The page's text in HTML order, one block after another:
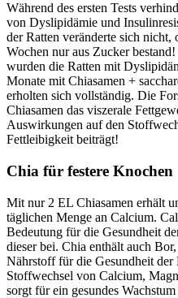
Während des ersten Tests
von Dyslipidämie und
der Ratten veränderte sich
Wochen nur aus Zucker
wurden die Ratten mit
Monate mit Chiasamen +
erholten sich vollständig. Die
Chiasamen das viszerale
Auswirkungen auf den
Fettleibigkeit beiträgt!
Chia für festere Knochen
Mit nur 2 EL Chiasamen erhält
täglichen Menge an Calcium.
Bedeutung für die Gesundheit
dieser bei. Chia enthält auch
Nährstoff für die Gesundheit
Stoffwechsel von Calcium,
sorgt für ein gesundes